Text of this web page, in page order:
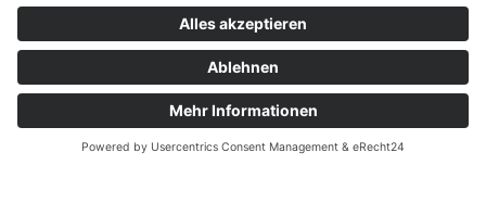
© untermoar.com Datenschutz
powered by trend-media